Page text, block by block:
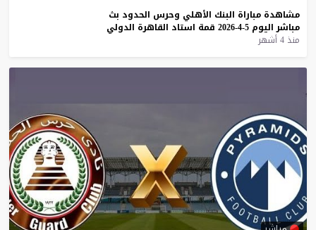
مشاهدة مباراة البنك الأهلي وحرس الحدود بث
مباشر اليوم 5-4-2026 قمة استاد القاهرة الدولي
منذ 4 أشهر